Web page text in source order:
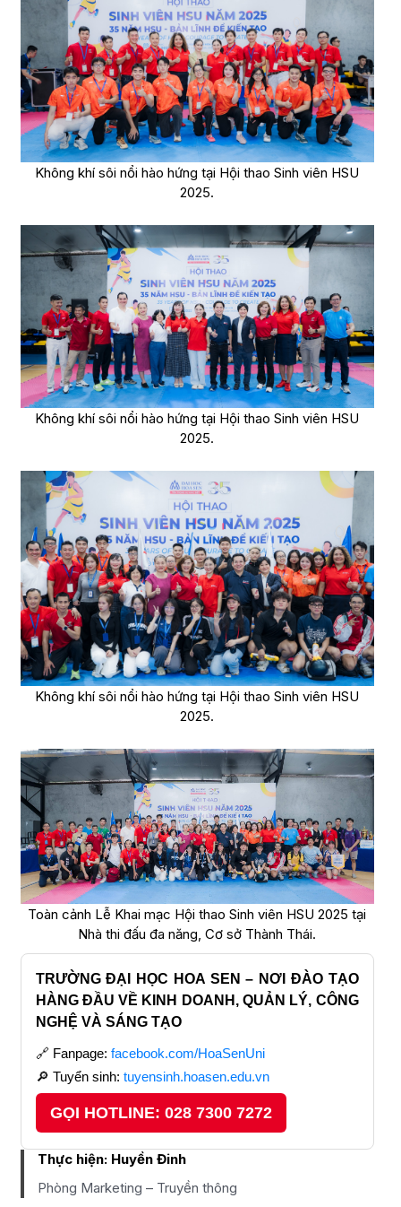
Không khí sôi nổi hào hứng tại Hội thao Sinh viên HSU
2025.
Không khí sôi nổi hào hứng tại Hội thao Sinh viên HSU
2025.
Không khí sôi nổi hào hứng tại Hội thao Sinh viên HSU
2025.
Toàn cảnh Lễ Khai mạc Hội thao Sinh viên HSU 2025 tại
Nhà thi đấu đa năng, Cơ sở Thành Thái.
TRƯỜNG ĐẠI HỌC HOA SEN – NƠI ĐÀO TẠO
HÀNG ĐẦU VỀ KINH DOANH, QUẢN LÝ, CÔNG
NGHỆ VÀ SÁNG TẠO
🔗 Fanpage: facebook.com/HoaSenUni
🔎 Tuyển sinh: tuyensinh.hoasen.edu.vn
GỌI HOTLINE: 028 7300 7272
Thực hiện: Huyền Đinh
Phòng Marketing – Truyền thông